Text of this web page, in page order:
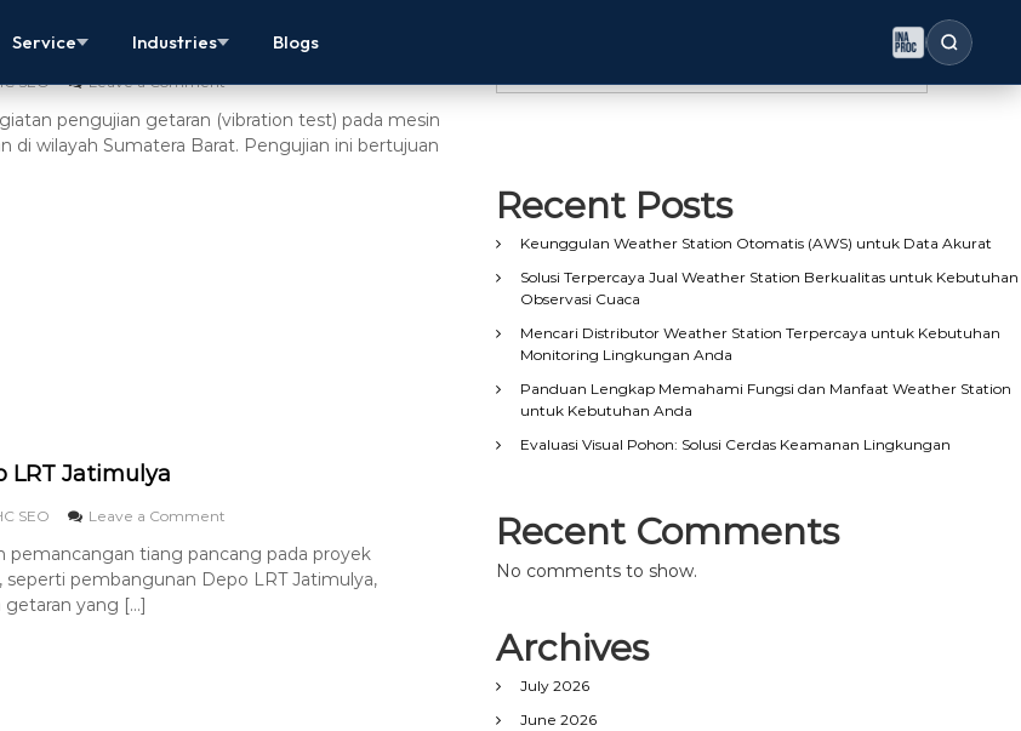
Service Industries Blogs
Di Sumatera Barat
SEO Leave a Comment
pengujian getaran (vibration test) pada mesin
di wilayah Sumatera Barat. Pengujian ini bertujuan
LRT Jatimulya
SEO Leave a Comment
pemancangan tiang pancang pada proyek
seperti pembangunan Depo LRT Jatimulya,
yang […]
Search
Recent Posts
Keunggulan Weather Station Otomatis (AWS) untuk Data Akurat
Solusi Terpercaya Jual Weather Station Berkualitas untuk Kebutuhan
Observasi Cuaca
Mencari Distributor Weather Station Terpercaya untuk Kebutuhan
Monitoring Lingkungan Anda
Panduan Lengkap Memahami Fungsi dan Manfaat Weather Station
untuk Kebutuhan Anda
Evaluasi Visual Pohon: Solusi Cerdas Keamanan Lingkungan
Recent Comments
No comments to show.
Archives
July 2026
June 2026